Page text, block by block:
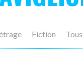
Fiction